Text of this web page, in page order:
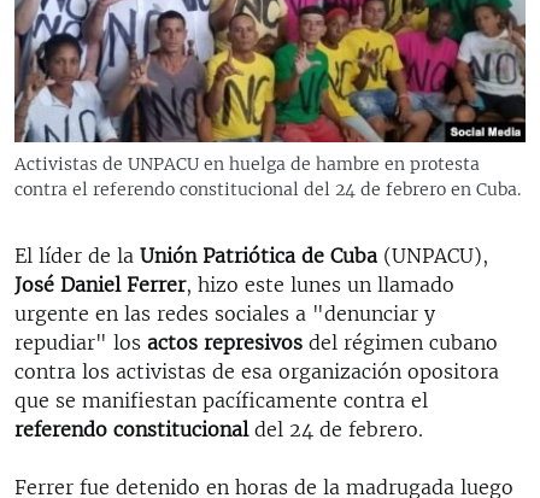
RADIO MARTÍ
ESPECIALES
ESPECIALES
SER VIEJO EN CUBA
LOS SANTOS DE HIALEAH
DESINFORMACIÓN RUSA EN AMÉRICA LATINA
LA INVASIÓN DE RUSIA A UCRANIA
MULTIMEDIA
EDITORIALES
Activistas de UNPACU en huelga de hambre en protesta
contra el referendo constitucional del 24 de febrero en Cuba.
El líder de la Unión Patriótica de Cuba (UNPACU),
José Daniel Ferrer, hizo este lunes un llamado
urgente en las redes sociales a "denunciar y
repudiar" los actos represivos del régimen cubano
contra los activistas de esa organización opositora
que se manifiestan pacíficamente contra el
referendo constitucional del 24 de febrero.
Ferrer fue detenido en horas de la madrugada luego